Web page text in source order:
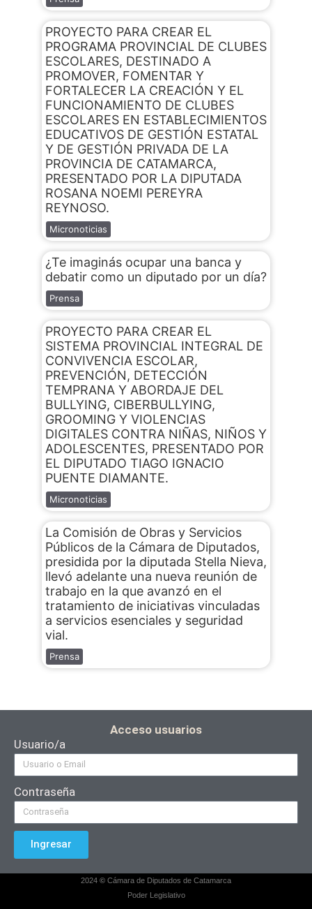
PROYECTO PARA CREAR EL
PROGRAMA PROVINCIAL DE CLUBES
ESCOLARES, DESTINADO A
PROMOVER, FOMENTAR Y
FORTALECER LA CREACIÓN Y EL
FUNCIONAMIENTO DE CLUBES
ESCOLARES EN ESTABLECIMIENTOS
EDUCATIVOS DE GESTIÓN ESTATAL
Y DE GESTIÓN PRIVADA DE LA
PROVINCIA DE CATAMARCA,
PRESENTADO POR LA DIPUTADA
ROSANA NOEMI PEREYRA
REYNOSO.
Micronoticias
¿Te imaginás ocupar una banca y
debatir como un diputado por un día?
Prensa
PROYECTO PARA CREAR EL
SISTEMA PROVINCIAL INTEGRAL DE
CONVIVENCIA ESCOLAR,
PREVENCIÓN, DETECCIÓN
TEMPRANA Y ABORDAJE DEL
BULLYING, CIBERBULLYING,
GROOMING Y VIOLENCIAS
DIGITALES CONTRA NIÑAS, NIÑOS Y
ADOLESCENTES, PRESENTADO POR
EL DIPUTADO TIAGO IGNACIO
PUENTE DIAMANTE.
Micronoticias
La Comisión de Obras y Servicios
Públicos de la Cámara de Diputados,
presidida por la diputada Stella Nieva,
llevó adelante una nueva reunión de
trabajo en la que avanzó en el
tratamiento de iniciativas vinculadas
a servicios esenciales y seguridad
vial.
Prensa
Acceso usuarios
Usuario/a
Contraseña
Ingresar
2024 © Cámara de Diputados de Catamarca
Poder Legislativo